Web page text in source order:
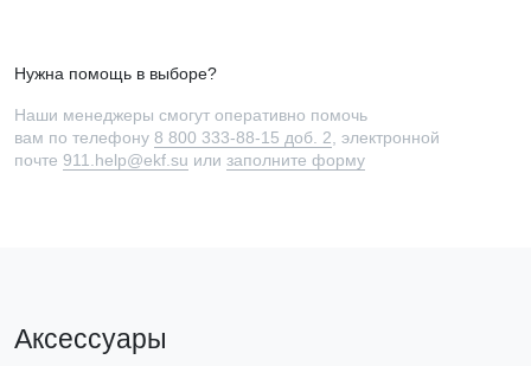
Нужна помощь в выборе?
Наши менеджеры смогут оперативно помочь
вам по телефону 8 800 333-88-15 доб. 2 , электронной
почте 911.help@ekf.su или заполните форму
Аксессуары